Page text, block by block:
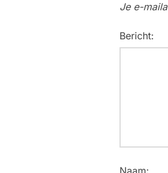
Je e-
Bericht:
Naam: